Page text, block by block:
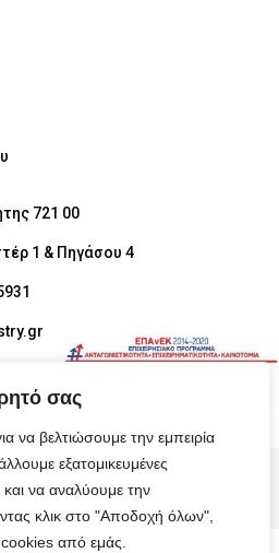
σας
να βελτιώσουμε την εμπειρία
εξατομικευμένες
και να αναλύουμε την
κλικ στο "Αποδοχή όλων",
από εμάς.
721 00
1 & Πηγάσου 4
RIGHTS RESERVED​